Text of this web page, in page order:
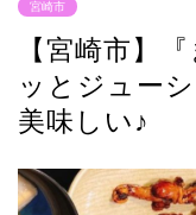
宮崎市
【宮崎市】
ッとジュー
美味しい♪